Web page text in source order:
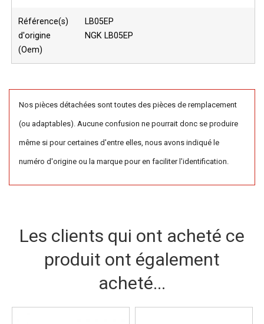
Référence(s)
d'origine
(Oem)
LB05EP
NGK LB05EP
Nos pièces détachées sont toutes des pièces de remplacement
(ou adaptables). Aucune confusion ne pourrait donc se produire
même si pour certaines d'entre elles, nous avons indiqué le
numéro d'origine ou la marque pour en faciliter l'identification.
Les clients qui ont acheté ce
produit ont également
acheté...